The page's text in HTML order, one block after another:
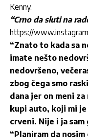
Kenny.
“Crno da sluti na
https://
“Znato to kada sa
imate nešto
nedovršeno,
zbog čega smo
dana jer on meni
kupi auto, koji mi
crveni. Nije i ja sam
“Planiram da